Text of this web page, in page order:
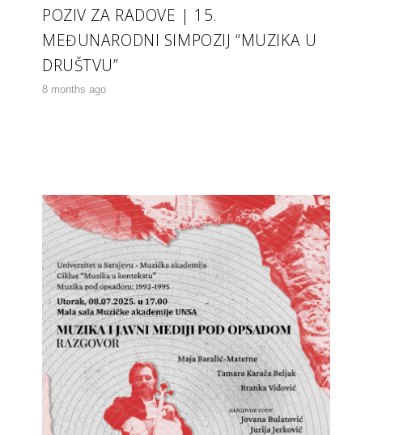
POZIV ZA RADOVE | 15.
MEĐUNARODNI SIMPOZIJ “MUZIKA U
DRUŠTVU”
8 months ago